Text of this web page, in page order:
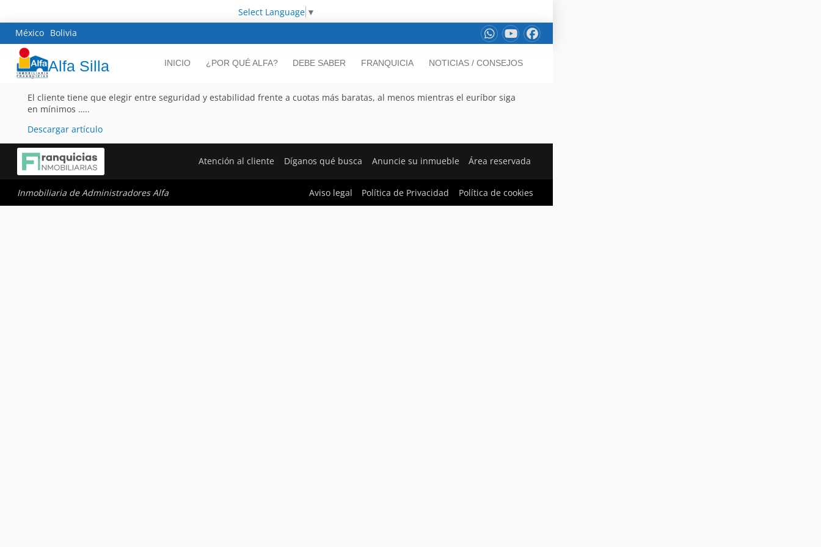
Select Language ▼
México Bolivia
Alfa Silla INICIO ¿POR QUÉ ALFA? DEBE SABER FRANQUICIA NOTICIAS / CONSEJOS
El cliente tiene que elegir entre seguridad y estabilidad frente a cuotas más baratas, al menos mientras el euríbor siga
en mínimos …..
Descargar artículo
Atención al cliente Díganos qué busca Anuncie su inmueble Área reservada
Inmobiliaria de Administradores Alfa Aviso legal Política de Privacidad Política de cookies